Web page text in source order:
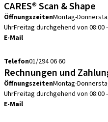
CARES® Scan & Shape
ÖffnungszeitenMontag-
UhrFreitag durchgehend von 08:00
E-Mail
Telefon01/294 06 60
Rechnungen und
ÖffnungszeitenMontag-
UhrFreitag durchgehend von 08:00
E-Mail